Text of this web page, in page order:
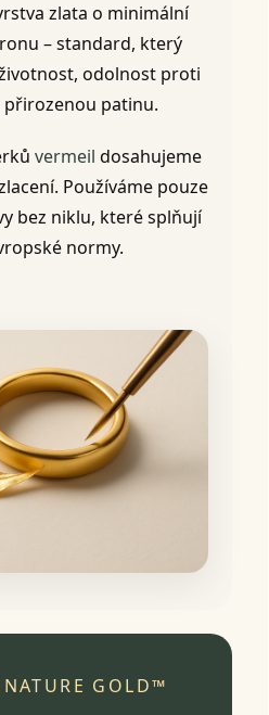
zlata o minimální
– standard, který
odolnost proti
patinu.
vermeil dosahujeme
Používáme pouze
bez niklu, které splňují
normy.
GOLD™